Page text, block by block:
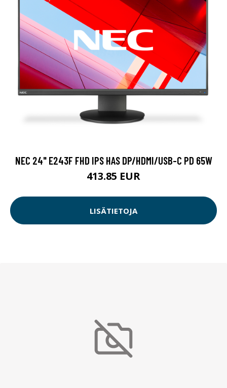
NEC 24" E243F FHD IPS HAS DP/HDMI/USB-C PD 65W
413.85 EUR
LISÄTIETOJA